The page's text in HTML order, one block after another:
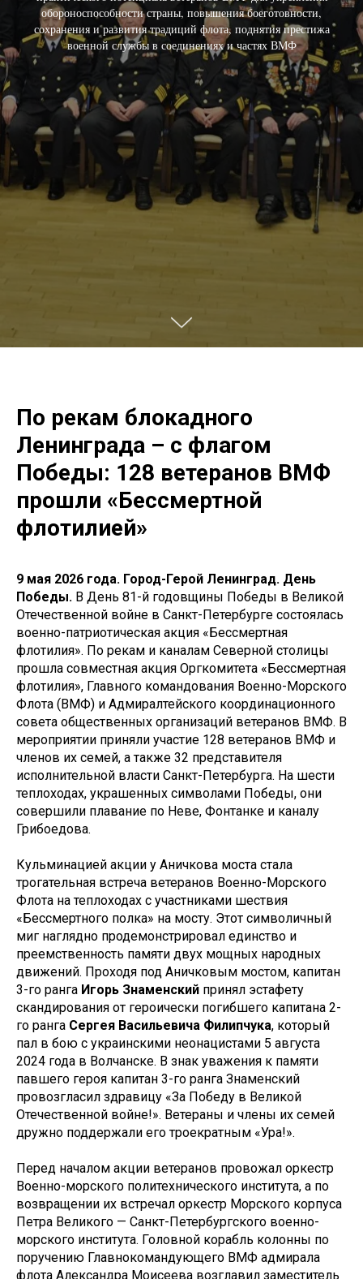
обороноспособности страны, повышения боеготовности,
сохранения и развития традиций флота, поднятия престижа
военной службы в соединениях и частях ВМФ
По рекам блокадного
Ленинграда – с флагом
Победы: 128 ветеранов ВМФ
прошли «Бессмертной
флотилией»
9 мая 2026 года. Город-Герой Ленинград. День
Победы. В День 81-й годовщины Победы в Великой
Отечественной войне в Санкт-Петербурге состоялась
военно-патриотическая акция «Бессмертная
флотилия». По рекам и каналам Северной столицы
прошла совместная акция Оргкомитета «Бессмертная
флотилия», Главного командования Военно-Морского
Флота (ВМФ) и Адмиралтейского координационного
совета общественных организаций ветеранов ВМФ. В
мероприятии приняли участие 128 ветеранов ВМФ и
членов их семей, а также 32 представителя
исполнительной власти Санкт-Петербурга. На шести
теплоходах, украшенных символами Победы, они
совершили плавание по Неве, Фонтанке и каналу
Грибоедова.
Кульминацией акции у Аничкова моста стала
трогательная встреча ветеранов Военно-Морского
Флота на теплоходах с участниками шествия
«Бессмертного полка» на мосту. Этот символичный
миг наглядно продемонстрировал единство и
преемственность памяти двух мощных народных
движений. Проходя под Аничковым мостом, капитан
3-го ранга Игорь Знаменский принял эстафету
скандирования от героически погибшего капитана 2-
го ранга Сергея Васильевича Филипчука, который
пал в бою с украинскими неонацистами 5 августа
2024 года в Волчанске. В знак уважения к памяти
павшего героя капитан 3-го ранга Знаменский
провозгласил здравицу «За Победу в Великой
Отечественной войне!». Ветераны и члены их семей
дружно поддержали его троекратным «Ура!».
Перед началом акции ветеранов провожал оркестр
Военно-морского политехнического института, а по
возвращении их встречал оркестр Морского корпуса
Петра Великого — Санкт-Петербургского военно-
морского института. Головной корабль колонны по
поручению Главнокомандующего ВМФ адмирала
флота Александра Моисеева возглавил заместитель